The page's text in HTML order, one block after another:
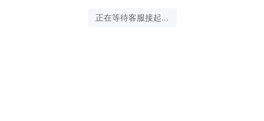
正在等待客服接起...